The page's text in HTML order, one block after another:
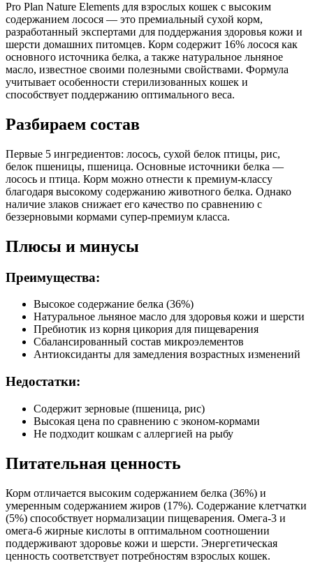
вещества, льняное масло (1%), консерванты, гидролизат белка
животного происхождения, дрожжи, аминокислоты,
витамины, антиоксиданты
Аналитический состав
белок 36.0%, жир 17.0%, сырая зола 7.5%, сырая клетчатка
5.0%, Омега-3 жирные кислоты 1.3%, Омега-6 жирные
льняное масло, корень цикория, витамины, минералы
Пищевая ценность
Белок (%)
36
Жир (%)
Клетчатка (%) 5
Pro Plan Nature Elements для взрослых кошек с высоким
содержанием лосося — это премиальный сухой корм,
разработанный экспертами для поддержания здоровья кожи и
шерсти домашних питомцев. Корм содержит 16% лосося как
основного источника белка, а также натуральное льняное
масло, известное своими полезными свойствами. Формула
учитывает особенности стерилизованных кошек и
способствует поддержанию оптимального веса.
Разбираем состав
Первые 5 ингредиентов: лосось, сухой белок птицы, рис,
белок пшеницы, пшеница. Основные источники белка —
лосось и птица. Корм можно отнести к премиум-классу
благодаря высокому содержанию животного белка. Однако
наличие злаков снижает его качество по сравнению с
беззерновыми кормами супер-премиум класса.
Плюсы и минусы
Преимущества:
Высокое содержание белка (36%)
Натуральное льняное масло для здоровья кожи и шерсти
Пребиотик из корня цикория для пищеварения
Сбалансированный состав микроэлементов
Антиоксиданты для замедления возрастных изменений
Недостатки:
Содержит зерновые (пшеница, рис)
Высокая цена по сравнению с эконом-кормами
Не подходит кошкам с аллергией на рыбу
Питательная ценность
Корм отличается высоким содержанием белка (36%) и
умеренным содержанием жиров (17%). Содержание клетчатки
(5%) способствует нормализации пищеварения. Омега-3 и
омега-6 жирные кислоты в оптимальном соотношении
поддерживают здоровье кожи и шерсти. Энергетическая
ценность соответствует потребностям взрослых кошек.